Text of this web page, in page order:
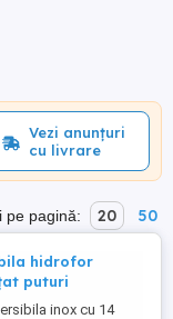
Vezi anunțuri
cu livrare
pe pagină: 20 50
hidrofor
puturi
inox cu 14